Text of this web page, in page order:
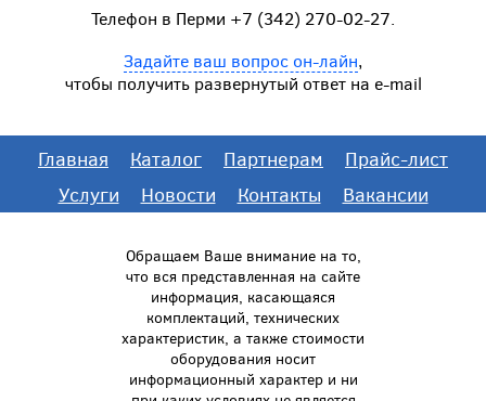
Телефон в Перми +7 (342) 270-02-27.
Задайте ваш вопрос он-лайн,
чтобы получить развернутый ответ на e-mail
Главная Каталог Партнерам
Прайс-лист
Услуги
Новости Контакты Вакансии
Обращаем Ваше внимание на то,
что вся представленная на сайте
информация, касающаяся
комплектаций, технических
характеристик, а также стоимости
оборудования носит
информационный характер и ни